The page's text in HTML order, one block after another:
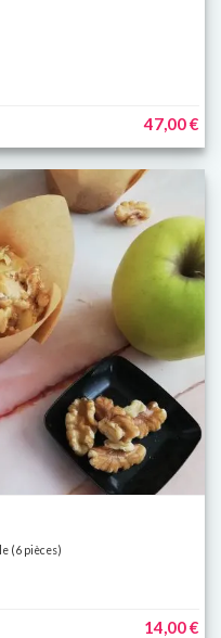
47,00 €
(6 pièces)
14,00 €